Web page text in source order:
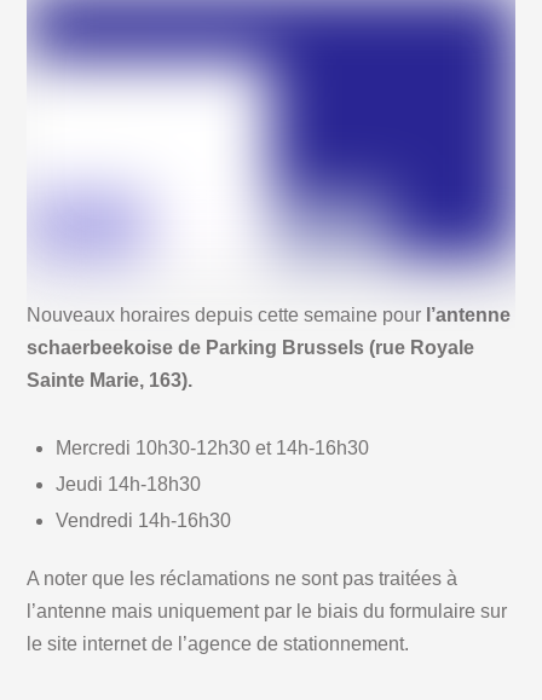
Nouveaux horaires depuis cette semaine pour l’antenne
schaerbeekoise de Parking Brussels (rue Royale
Sainte Marie, 163).
Mercredi 10h30-12h30 et 14h-16h30
Jeudi 14h-18h30
Vendredi 14h-16h30
A noter que les réclamations ne sont pas traitées à
l’antenne mais uniquement par le biais du formulaire sur
le site internet de l’agence de stationnement.